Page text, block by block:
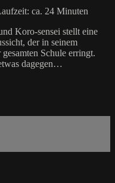
ca. 24 Minuten
Koro-sensei stellt eine
der in seinem
Schule erringt.
dagegen…